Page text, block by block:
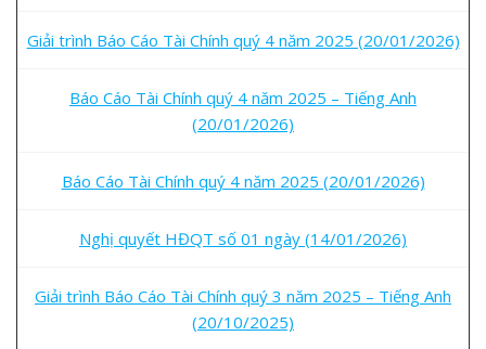
Giải trình Báo Cáo Tài Chính quý 4 năm 2025 (20/01/2026)
Báo Cáo Tài Chính quý 4 năm 2025 – Tiếng Anh
(20/01/2026)
Báo Cáo Tài Chính quý 4 năm 2025 (20/01/2026)
Nghị quyết HĐQT số 01 ngày (14/01/2026)
Giải trình Báo Cáo Tài Chính quý 3 năm 2025 – Tiếng Anh
(20/10/2025)